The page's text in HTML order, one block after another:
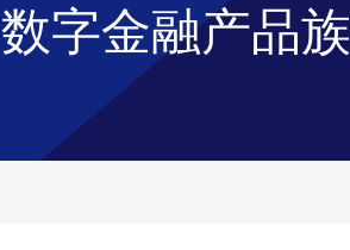
数字金融产品族